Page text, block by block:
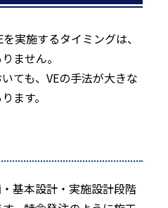
実施するタイミングは、
ません。
ても、VEの手法が大きな
ます。
基本設計・実施設計段階